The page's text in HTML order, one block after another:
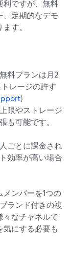
利ですが、無料
、定期的なデモ
す。
料プランは月2
レージの許す
)
限やストレージ
も可能です。
ごとに課金され
効率が高い場合
ンバーを1つの
ランド付きの複
々なチャネルで
にする必要も